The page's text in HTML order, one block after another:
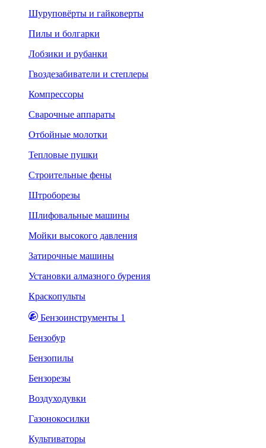
Шуруповёрты и гайковерты
Пилы и болгарки
Лобзики и рубанки
Гвоздезабиватели и степлеры
Компрессоры
Сварочные аппараты
Отбойные молотки
Тепловые пушки
Строительные фены
Штроборезы
Шлифовальные машины
Мойки высокого давления
Затирочные машины
Установки алмазного бурения
Краскопульты
Бензоинструменты 1
Бензобур
Бензопилы
Бензорезы
Воздуходувки
Газонокосилки
Культиваторы